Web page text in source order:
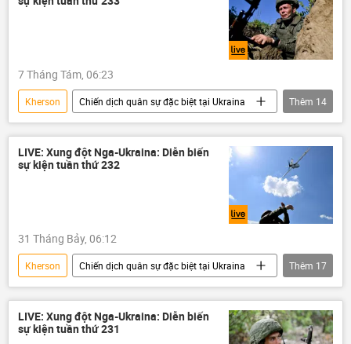
7 Tháng Tám, 06:23
Kherson
Chiến dịch quân sự đặc biệt tại Ukraina
Quân đội Ukraina
Ukraina
DNR
LNR
Donbass
Donetsk
Vladimir Zelensky
Vladimir Putin
Thêm 14
LIVE: Xung đột Nga-Ukraina: Diễn biến
sự kiện tuần thứ 232
31 Tháng Bảy, 06:12
Kherson
Chiến dịch quân sự đặc biệt tại Ukraina
Quân đội Ukraina
Ukraina
Quốc hội Ukraina
Nga
Bộ Ngoại giao Nga
Thêm 17
LIVE: Xung đột Nga-Ukraina: Diễn biến
sự kiện tuần thứ 231